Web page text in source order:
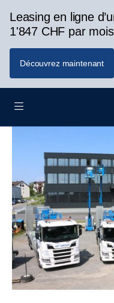
Leasing en ligne
1'847 CHF par
Découvrez maintenant